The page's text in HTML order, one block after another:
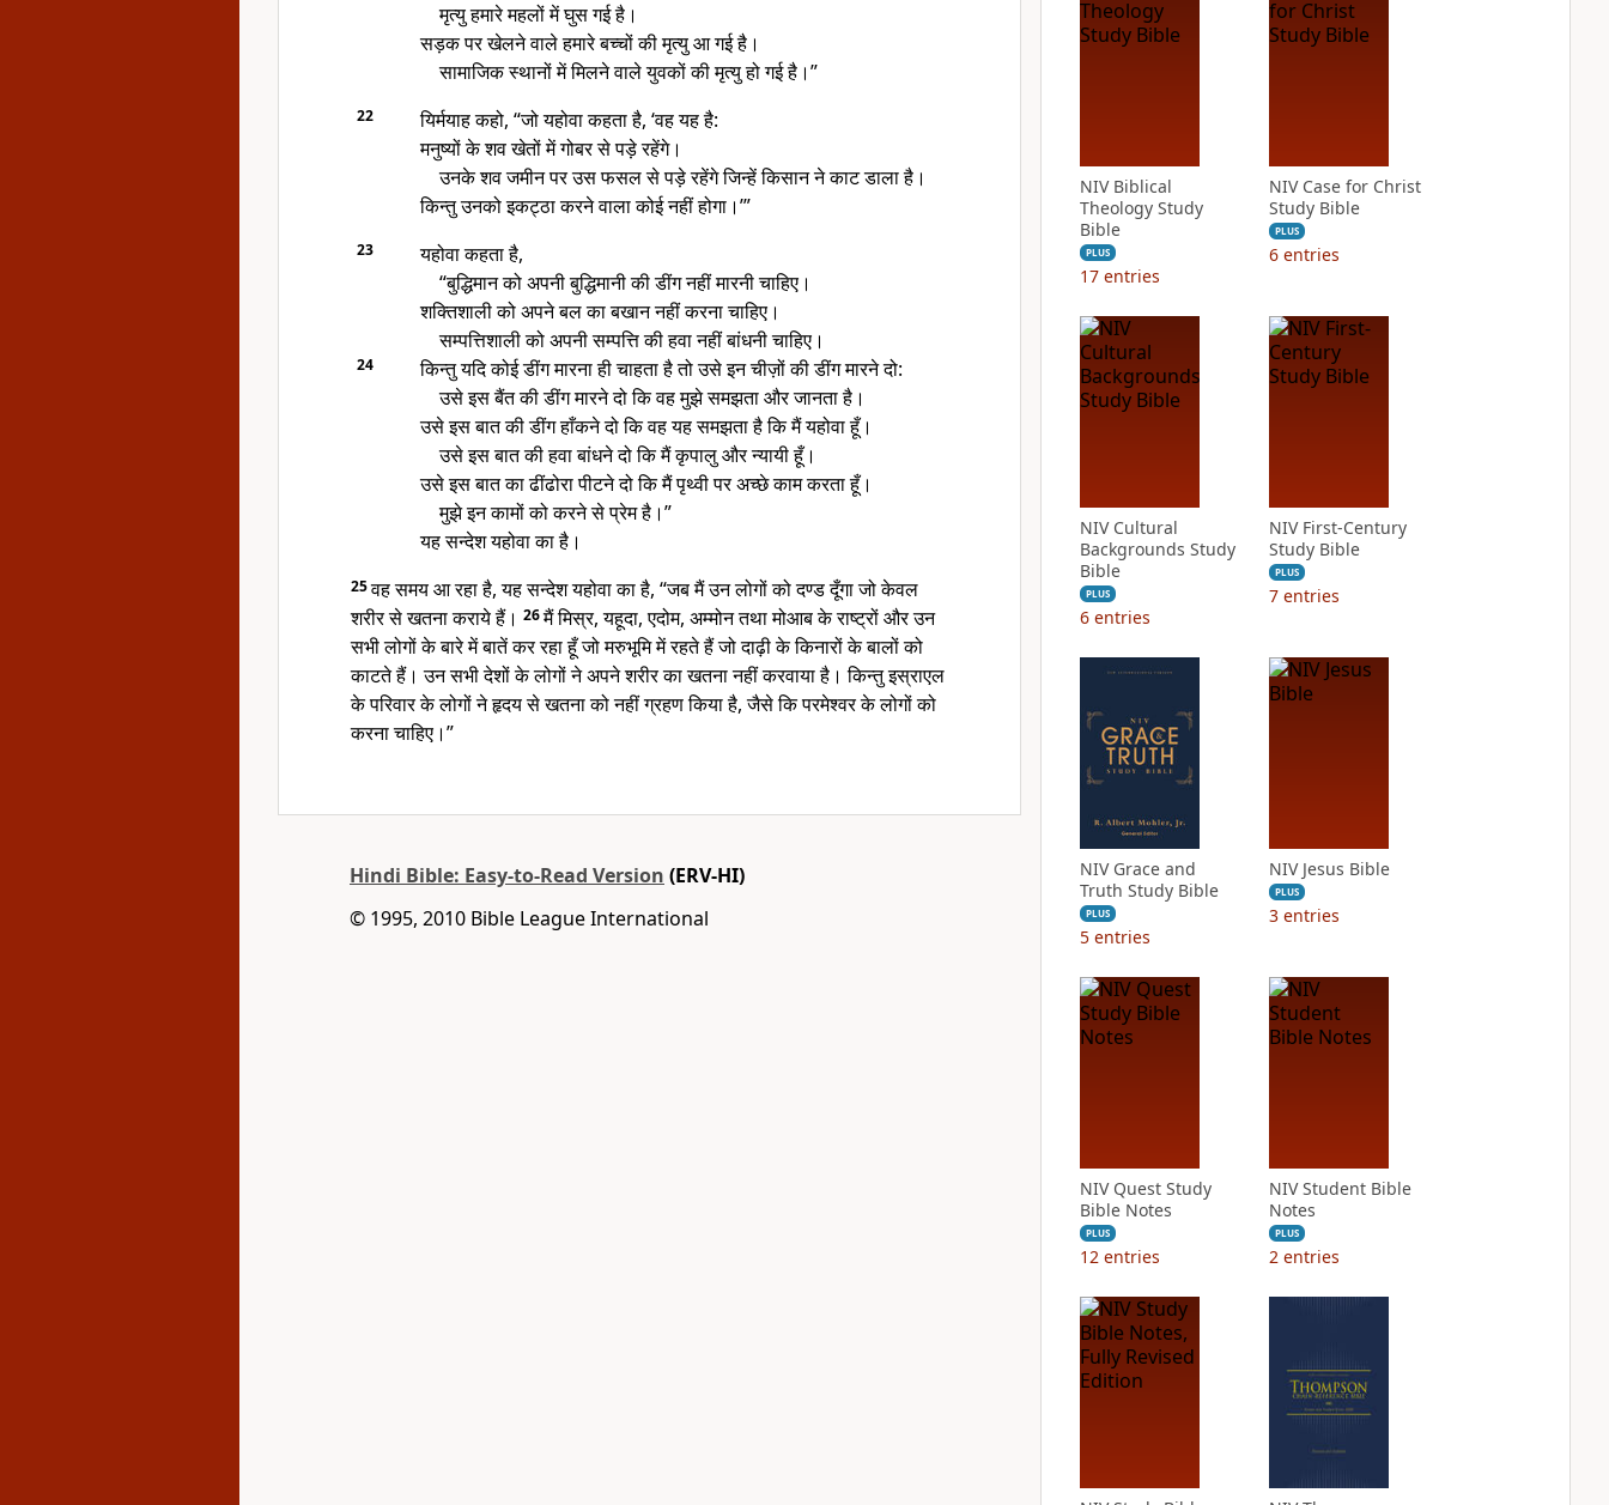
मृत्यु हमारे महलों में घुस गई है।
सड़क पर खेलने वाले हमारे बच्चों की मृत्यु आ गई है।
सामाजिक स्थानों में मिलने वाले युवकों की मृत्यु हो गई है।”
22
यिर्मयाह कहो, “जो यहोवा कहता है, ‘वह यह है:
मनुष्यों के शव खेतों में गोबर से पड़े रहेंगे।
उनके शव जमीन पर उस फसल से पड़े रहेंगे जिन्हें किसान ने काट डाला है।
किन्तु उनको इकट्ठा करने वाला कोई नहीं होगा।’”
23
यहोवा कहता है,
“बुद्धिमान को अपनी बुद्धिमानी की डींग नहीं मारनी चाहिए।
शक्तिशाली को अपने बल का बखान नहीं करना चाहिए।
सम्पत्तिशाली को अपनी सम्पत्ति की हवा नहीं बांधनी चाहिए।
24
किन्तु यदि कोई डींग मारना ही चाहता है तो उसे इन चीज़ों की डींग मारने दो:
उसे इस बैंत की डींग मारने दो कि वह मुझे समझता और जानता है।
उसे इस बात की डींग हाँकने दो कि वह यह समझता है कि मैं यहोवा हूँ।
उसे इस बात की हवा बांधने दो कि मैं कृपालु और न्यायी हूँ।
उसे इस बात का ढींढोरा पीटने दो कि मैं पृथ्वी पर अच्छे काम करता हूँ।
मुझे इन कामों को करने से प्रेम है।”
यह सन्देश यहोवा का है।
25वह समय आ रहा है, यह सन्देश यहोवा का है, “जब मैं उन लोगों को दण्ड दूँगा जो केवल
शरीर से खतना कराये हैं। 26मैं मिस्र, यहूदा, एदोम, अम्मोन तथा मोआब के राष्ट्रों और उन
सभी लोगों के बारे में बातें कर रहा हूँ जो मरुभूमि में रहते हैं जो दाढ़ी के किनारों के बालों को
काटते हैं। उन सभी देशों के लोगों ने अपने शरीर का खतना नहीं करवाया है। किन्तु इस्राएल
के परिवार के लोगों ने हृदय से खतना को नहीं ग्रहण किया है, जैसे कि परमेश्वर के लोगों को
करना चाहिए।”
Hindi Bible: Easy-to-Read Version (ERV-HI)
© 1995, 2010 Bible League International
NIV Biblical
Theology Study
Bible
PLUS
17 entries
NIV Case for Christ
Study Bible
PLUS
6 entries
NIV Cultural
Backgrounds Study
Bible
PLUS
6 entries
NIV First-Century
Study Bible
PLUS
7 entries
NIV Grace and
Truth Study Bible
PLUS
5 entries
NIV Jesus Bible
PLUS
3 entries
NIV Quest Study
Bible Notes
PLUS
12 entries
NIV Student Bible
Notes
PLUS
2 entries